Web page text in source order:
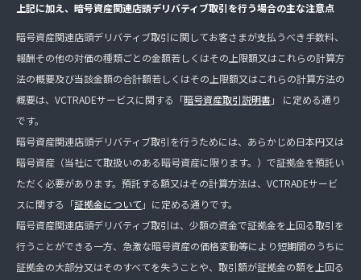
上記に加え、暗号資産関連店頭デリバティブ取引を行う場合の主な注意点
暗号資産関連店頭デリバティブ取引に関してお客さまが支払うべき手数料、
報酬その他の対価の種類ごとの金額若しくはその上限額又はこれらの計算方
法の概要及び当該金額の合計額若しくはその上限額又はこれらの計算方法の
概要は、VCTRADEサービスに関する「暗号資産取引説明書」 に定める通り
です。
暗号資産関連店頭デリバティブ取引を行うためには、あらかじめ日本円又は
暗号資産（当社にて取扱いのある暗号資産に限ります。）で証拠金を預託い
ただく必要があります。預託する額又はその計算方法は、VCTRADEサービ
スに関する「証拠金について 」に定める通りです。
暗号資産関連店頭デリバティブ取引は、少額の資金で証拠金を上回る取引を
行うことができる一方、急激な暗号資産の価格変動等により短期間のうちに
証拠金の大部分又はそのすべてを失うことや、取引額が証拠金の額を上回る